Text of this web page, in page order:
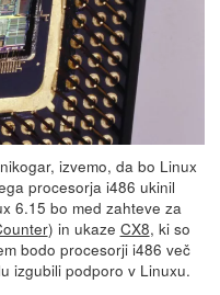
izvemo, da bo Linux
procesorja i486 ukinil
6.15 bo med zahteve za
) in ukaze CX8, ki so
bodo procesorji i486 več
izgubili podporo v Linuxu.